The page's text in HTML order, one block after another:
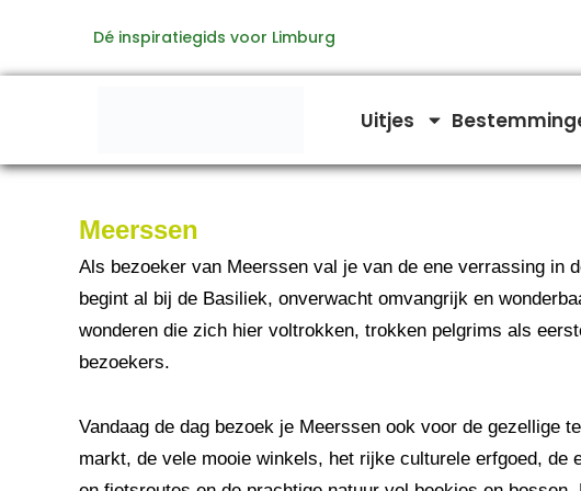
de
Dé inspiratiegids voor Limburg
Uitjes
Meerssen
Als bezoeker van Meerssen val je van de ene verrassing in
begint al bij de Basiliek, onverwacht omvangrijk en
wonderen die zich hier voltrokken, trokken pelgrims als
bezoekers.
Vandaag de dag bezoek je Meerssen ook voor de gezellige
markt, de vele mooie winkels, het rijke culturele erfgoed, de